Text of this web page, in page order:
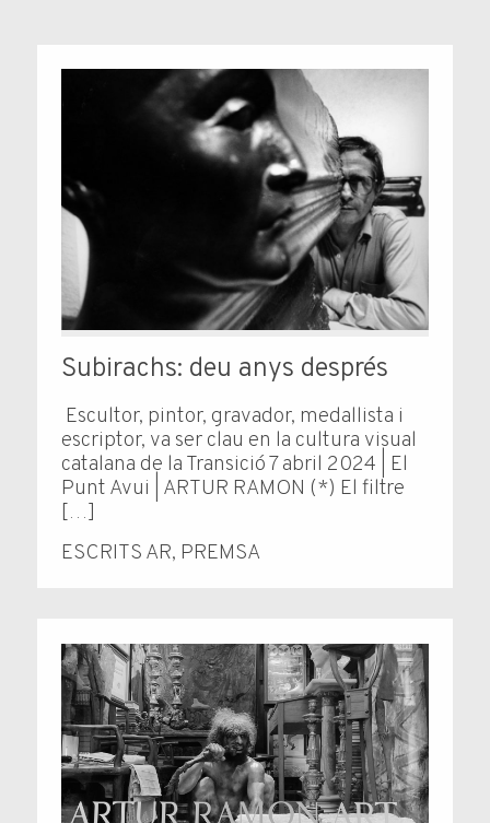
ESCRITS AR, PREMSA
Subirachs: deu anys després
Escultor, pintor, gravador, medallista i
escriptor, va ser clau en la cultura visual
catalana de la Transició 7 abril 2024 | El
Punt Avui | ARTUR RAMON (*) El fil­tre
[…]